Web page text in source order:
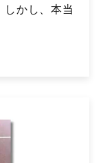
かし、本当